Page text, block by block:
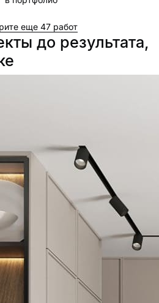
еще 47 работ
до результата,